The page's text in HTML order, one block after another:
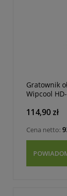
Gratownik
Wipcool
114,90 zł
Cena netto: